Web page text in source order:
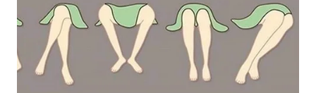
KARAWANG
WN
BEKASI